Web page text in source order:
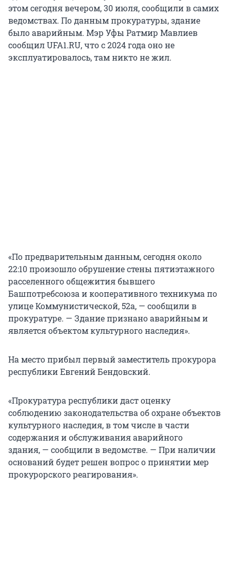
этом сегодня вечером, 30 июля, сообщили в самих
ведомствах. По данным прокуратуры, здание
было аварийным. Мэр Уфы Ратмир Мавлиев
сообщил UFA1.RU, что с 2024 года оно не
эксплуатировалось, там никто не жил.
«По предварительным данным, сегодня около
22:10 произошло обрушение стены пятиэтажного
расселенного общежития бывшего
Башпотребсоюза и кооперативного техникума по
улице Коммунистической, 52а, — сообщили в
прокуратуре. — Здание признано аварийным и
является объектом культурного наследия».
На место прибыл первый заместитель прокурора
республики Евгений Бендовский.
«Прокуратура республики даст оценку
соблюдению законодательства об охране объектов
культурного наследия, в том числе в части
содержания и обслуживания аварийного
здания, — сообщили в ведомстве. — При наличии
оснований будет решен вопрос о принятии мер
прокурорского реагирования».